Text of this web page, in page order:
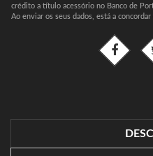
crédito a título acessório no Banco de
Ao enviar os seus dados, está a concordar